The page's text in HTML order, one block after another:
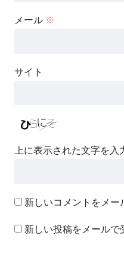
メール ※
サイト
上に表示された文字を入
新しいコメントをメー
新しい投稿をメールで